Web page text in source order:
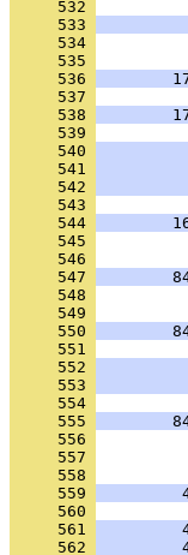
     532
     533
     534
     535
     536
     537
     538
     539
     540
     541
     542
     543
     544
     545
     546
     547
     548
     549
     550
     551
     552
     553
     554
     555
     556
     557
     558
     559
     560
     561
     562